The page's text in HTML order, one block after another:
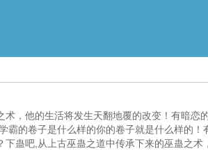
，他的生活将发生天翻地覆的改变！有暗恋
霸的卷子是什么样的你的卷子就是什么样的
蛊吧,从上古巫蛊之道中传承下来的巫蛊之术